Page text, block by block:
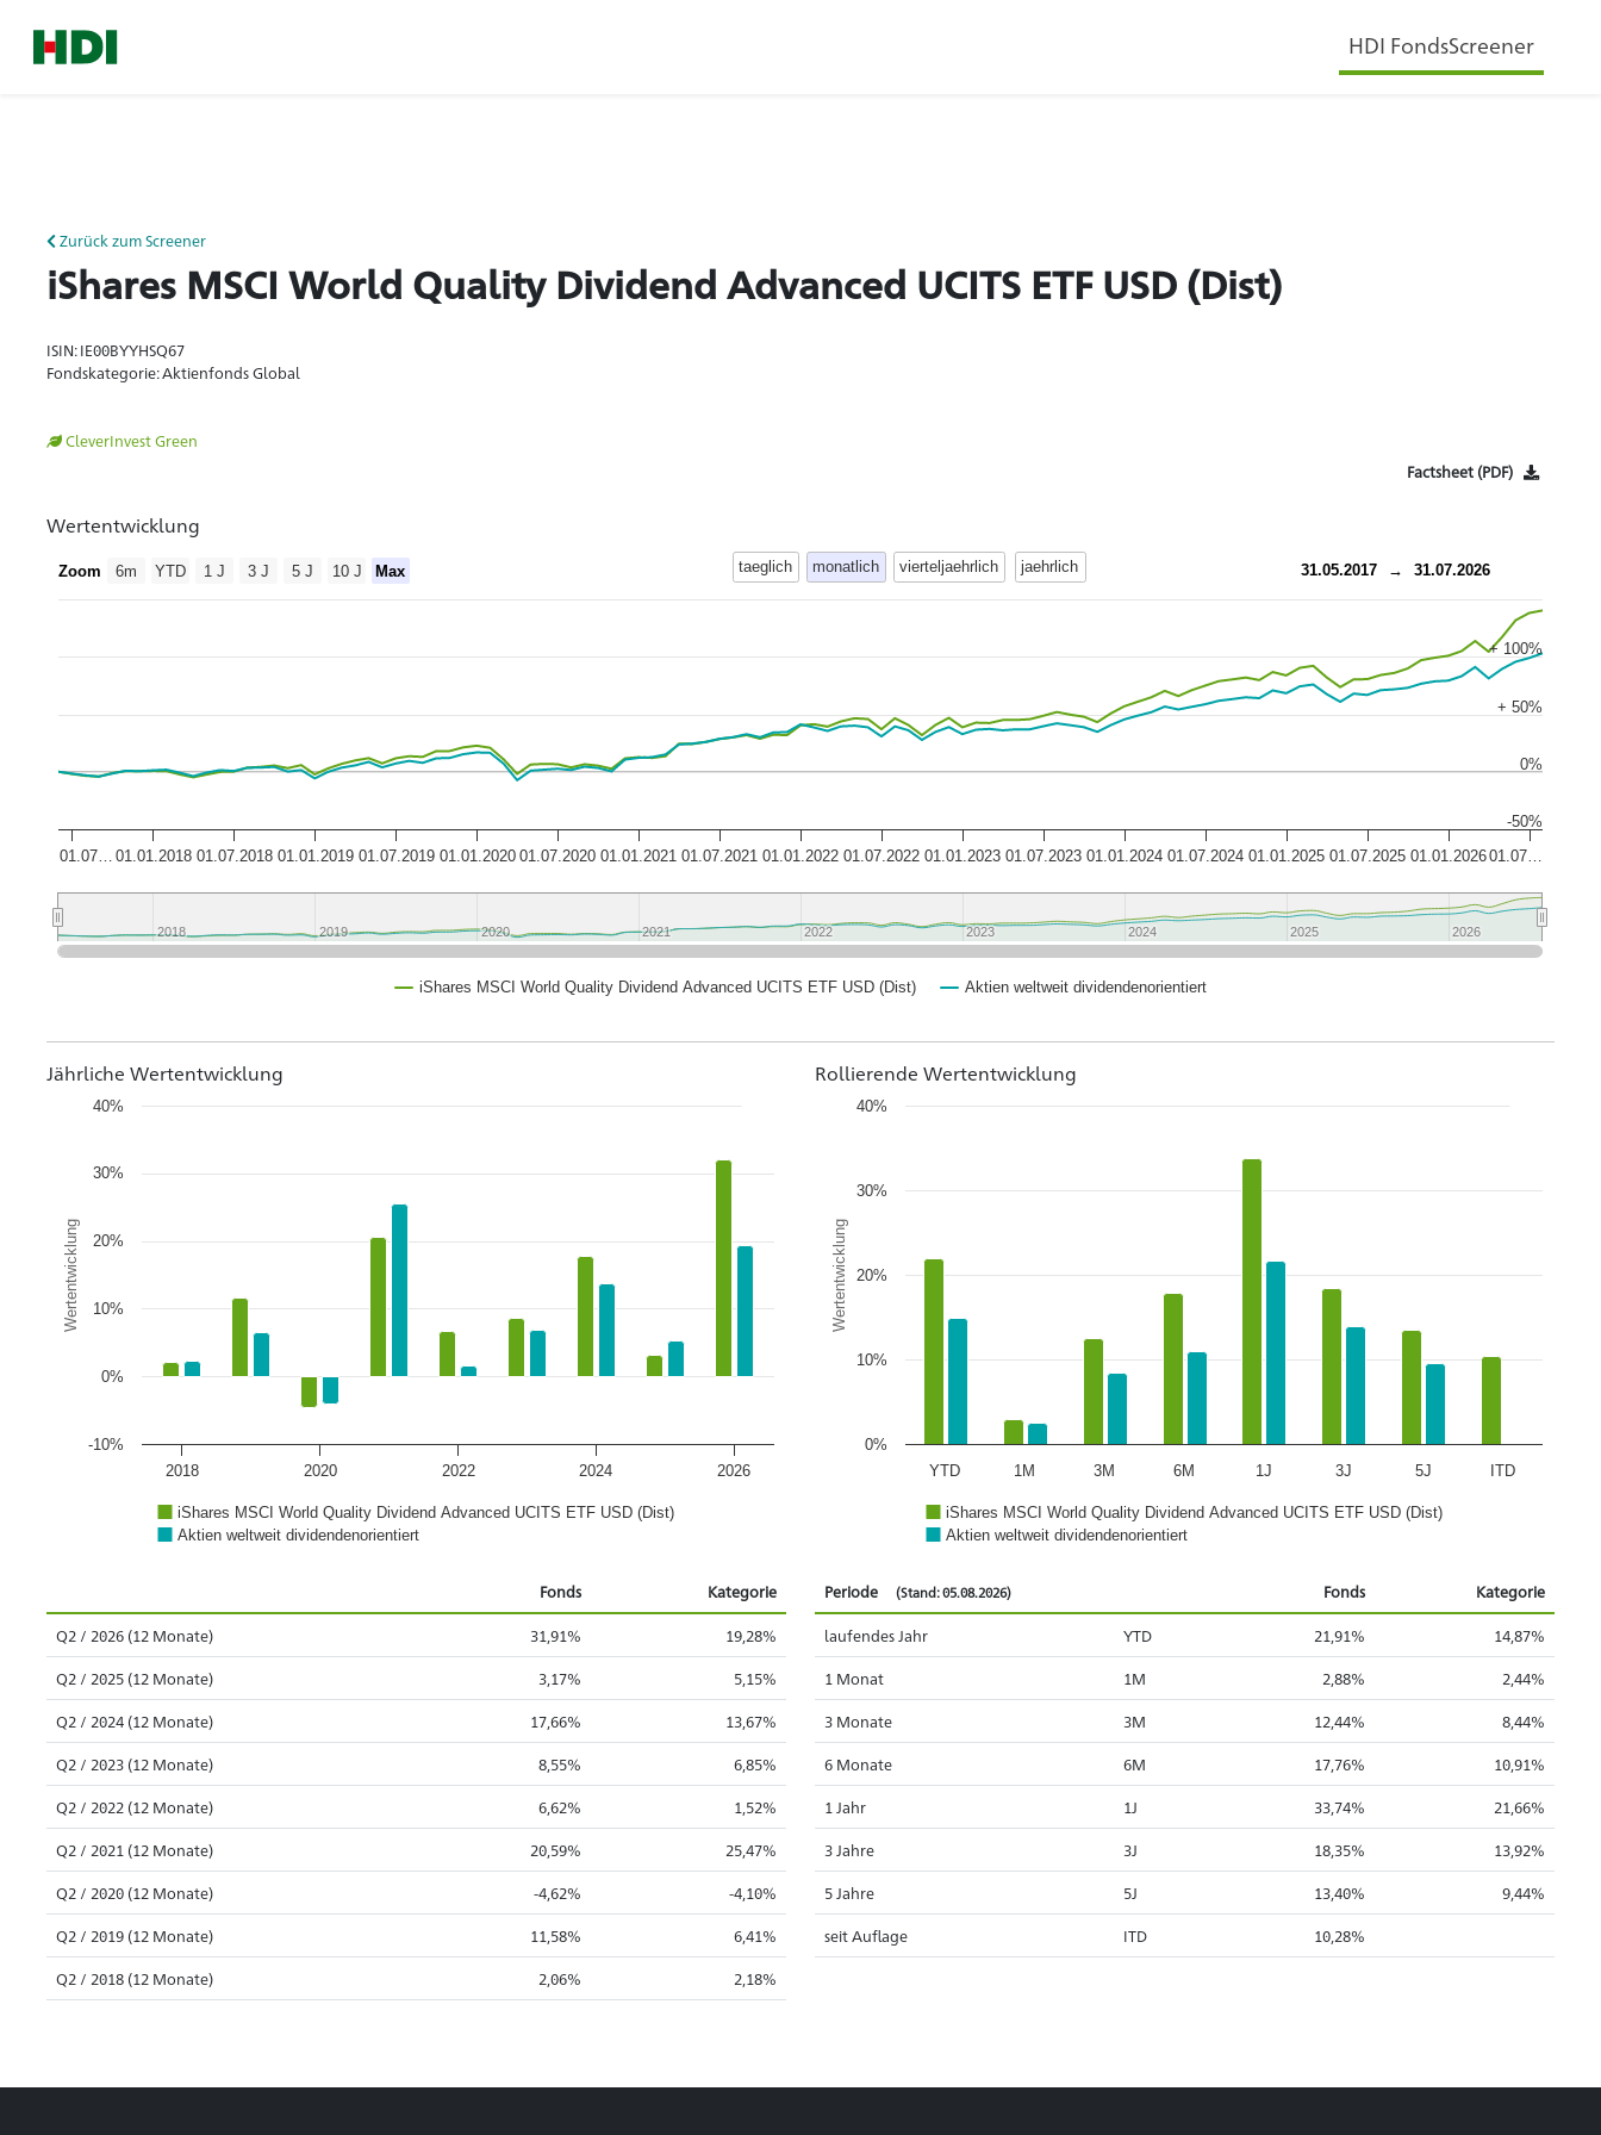
HDI FondsScreener
Zurück zum Screener
iShares MSCI World Quality Dividend Advanced UCITS ETF USD (Dist)
ISIN: IE00BYYHSQ67
Fondskategorie: Aktienfonds Global
CleverInvest Green
Factsheet (PDF)
Wertentwicklung
taeglich monatlich vierteljaehrlich jaehrlich
Zoom 6m YTD 1 J 3 J 5 J 10 J Max 31.05.2017 → 31.07.2026
iShares MSCI World Quality Dividend Advanced UCITS ETF USD (Dist) Aktien weltweit dividendenorientiert
01.07… 01.01.2018 01.07.2018 01.01.2019 01.07.2019 01.01.2020 01.07.2020 01.01.2021 01.07.2021 01.01.2022 01.07.2022 01.01.2023 01.07.2023 01.01.2024 01.07.2024 01.01.2025 01.07.2025 01.01.202601.07…
2018
2018 2019
2019 2020
2020 2021
2021 2022
2022 2023
2023 2024
2024 2025
2025 2026
2026
-50%
0%
+ 50%
+ 100%
Jährliche Wertentwicklung
Wertentwicklung
iShares MSCI World Quality Dividend Advanced UCITS ETF USD (Dist)
Aktien weltweit dividendenorientiert
2018 2020 2022 2024 2026
-10%
0%
10%
20%
30%
40%
Fonds Kategorie
Q2 / 2026 (12 Monate) 31,91% 19,28%
Q2 / 2025 (12 Monate) 3,17% 5,15%
Q2 / 2024 (12 Monate) 17,66% 13,67%
Q2 / 2023 (12 Monate) 8,55% 6,85%
Q2 / 2022 (12 Monate) 6,62% 1,52%
Q2 / 2021 (12 Monate) 20,59% 25,47%
Q2 / 2020 (12 Monate) -4,62% -4,10%
Q2 / 2019 (12 Monate) 11,58% 6,41%
Q2 / 2018 (12 Monate) 2,06% 2,18%
Rollierende Wertentwicklung
Wertentwicklung
iShares MSCI World Quality Dividend Advanced UCITS ETF USD (Dist)
Aktien weltweit dividendenorientiert
YTD 1M 3M 6M 1J 3J 5J ITD
0%
10%
20%
30%
40%
Periode (Stand: 05.08.2026) Fonds Kategorie
laufendes Jahr YTD 21,91% 14,87%
1 Monat 1M 2,88% 2,44%
3 Monate 3M 12,44% 8,44%
6 Monate 6M 17,76% 10,91%
1 Jahr 1J 33,74% 21,66%
3 Jahre 3J 18,35% 13,92%
5 Jahre 5J 13,40% 9,44%
seit Auflage ITD 10,28%